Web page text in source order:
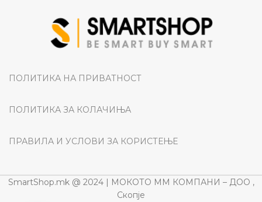
ПОЛИТИКА НА ПРИВАТНОСТ
ПОЛИТИКА ЗА КОЛАЧИЊА
ПРАВИЛА И УСЛОВИ ЗА КОРИСТЕЊЕ
SmartShop.mk @ 2024 | МОКОТО ММ КОМПАНИ – ДОО ,
Скопје